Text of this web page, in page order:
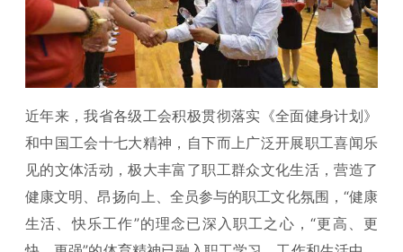
近年来，我省各级工会积极贯彻落实《全面健身计划》
和中国工会十七大精神，自下而上广泛开展职工喜闻乐
见的文体活动，极大丰富了职工群众文化生活，营造了
健康文明、昂扬向上、全员参与的职工文化氛围，“健康
生活、快乐工作”的理念已深入职工之心，“更高、更